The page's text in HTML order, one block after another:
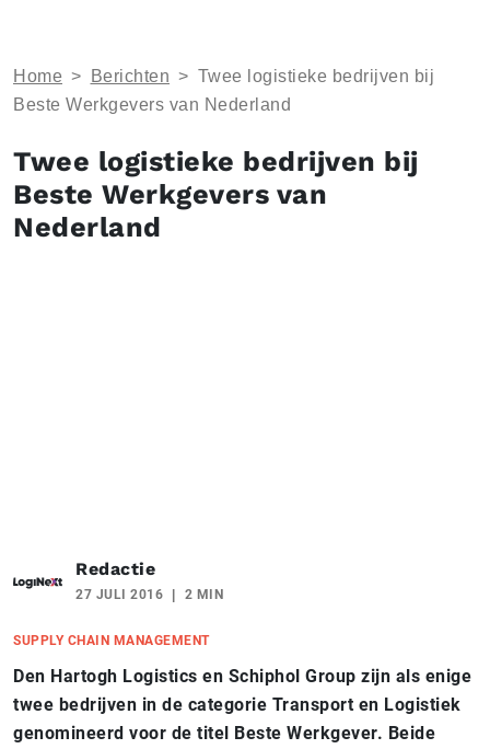
Home > Berichten > Twee logistieke bedrijven bij
Beste Werkgevers van Nederland
Twee logistieke bedrijven bij
Beste Werkgevers van
Nederland
Redactie
27 JULI 2016 2 MIN
SUPPLY CHAIN MANAGEMENT
Den Hartogh Logistics en Schiphol Group zijn als enige
twee bedrijven in de categorie Transport en Logistiek
genomineerd voor de titel Beste Werkgever. Beide